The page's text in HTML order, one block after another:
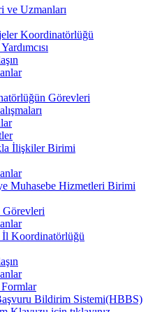
ve Uzmanları
Koordinatörlüğü
Görevleri
İlişkiler Birimi
Muhasebe Hizmetleri Birimi
İl Koordinatörlüğü
Bildirim Sistemi(HBBS)